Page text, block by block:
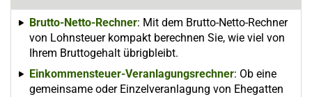
Brutto-Netto-Rechner: Mit dem Brutto-Netto-Rechner
von Lohnsteuer kompakt berechnen Sie, wie viel von
Ihrem Bruttogehalt übrigbleibt.
Einkommensteuer-Veranlagungsrechner: Ob eine
gemeinsame oder Einzelveranlagung von Ehegatten